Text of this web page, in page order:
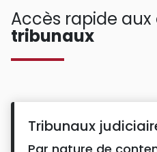
Accès rapide aux
tribunaux
Tribunaux